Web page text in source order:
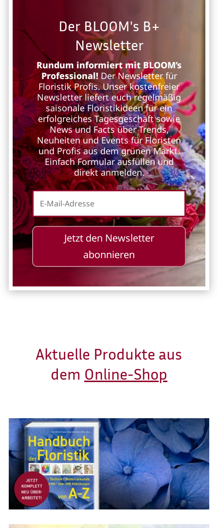
Der BLOOM's B+
Newsletter
Rundum informiert mit BLOOM’s
Professional!Der Newsletter für
Floristik Profis. Unser kostenfreier
Newsletter liefert euch regelmäßig
saisonale Floristikideen für ein
erfolgreiches Tagesgeschäft sowie
News und Facts über Trends,
Neuheiten und Events für Floristen
und Profis aus dem grünen Markt.
Einfach Formular ausfüllen und
direkt anmelden.
Jetzt den Newsletter
abonnieren
Aktuelle Produkte aus
dem Online-Shop